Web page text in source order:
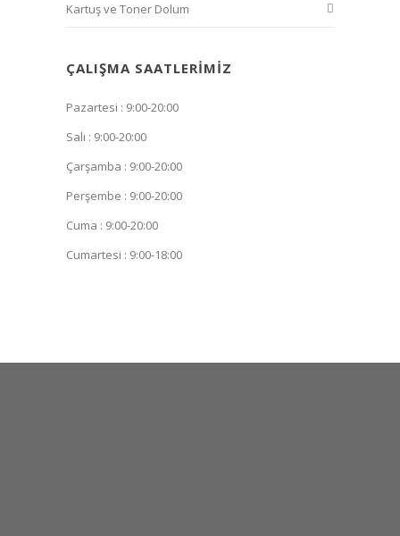
Kartuş ve Toner Dolum
ÇALIŞMA SAATLERIMIZ
Pazartesi : 9:00-20:00
Salı : 9:00-20:00
Çarşamba : 9:00-20:00
Perşembe : 9:00-20:00
Cuma : 9:00-20:00
Cumartesi : 9:00-18:00